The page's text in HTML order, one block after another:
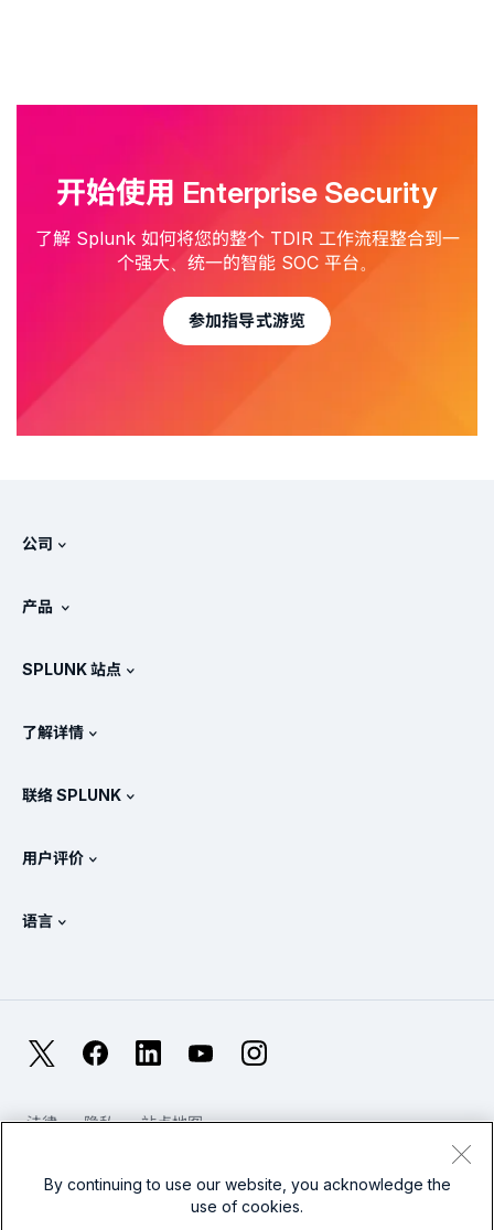
开始使用 Enterprise Security
了解 Splunk 如何将您的整个 TDIR 工作流程整合到一
个强大、统一的智能 SOC 平台。
参加指导式游览
公司
Splunk 的对比情况
新闻处
Splunk 保护
SURGe
产品
定价
查看所有产品
SPLUNK 站点
培训和认证
Splunk 在线商店
了解详情
OpenTelemetry：简介
安全运营中心 (SOC) 的指标
可靠性指标
联络 SPLUNK
用户评价
语言
Deutsch
Français
繁體中文
FacebookLinkedIn YouTubeInstagram
法律 隐私
站点地图
现代奴隶制
By continuing to use our website, you acknowledge the
use of cookies.